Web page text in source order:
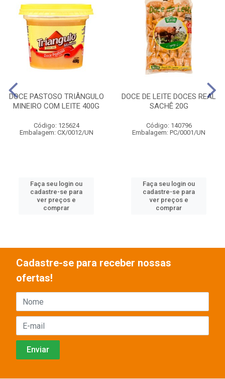
DOCE PASTOSO TRIÂNGULO
MINEIRO COM LEITE 400G
Código: 125624
Embalagem: CX/0012/UN
Faça seu login ou
cadastre-se para
ver preços e
comprar
DOCE DE LEITE DOCES REAL
SACHÊ 20G
Código: 140796
Embalagem: PC/0001/UN
Faça seu login ou
cadastre-se para
ver preços e
comprar
Cadastre-se para receber nossas
ofertas!